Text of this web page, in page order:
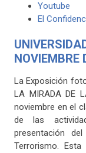
Youtube
El
NOVIEMBRE
La Exposición
LA MIRADA DE
noviembre en el
de las
presentación
Terrorismo.